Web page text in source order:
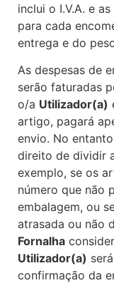
inclui o I.V.A. e
para cada
entrega e do
As despesas de
serão faturadas
o/a Utilizador(a)
artigo, pagará
envio. No
direito de dividir
exemplo, se os
número que não
embalagem, ou
atrasada ou não
Fornalha
Utilizador(a)
confirmação da